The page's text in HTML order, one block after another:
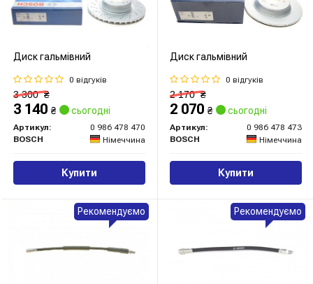
Диск гальмівний
0 відгуків
3 300₴
3 140 ₴ сьогодні
Артикул:
0 986 478 470
BOSCH
Німеччина
Купити
Диск гальмівний
0 відгуків
2 170₴
2 070 ₴ сьогодні
Артикул:
0 986 478 473
BOSCH
Німеччина
Купити
Рекомендуємо Рекомендуємо